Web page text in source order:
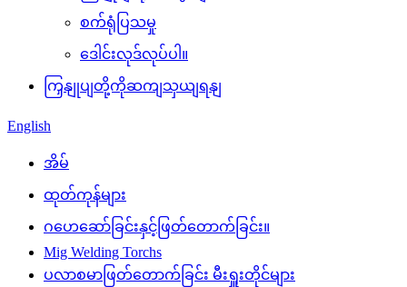
စက်ရုံပြသမှု
ဒေါင်းလုဒ်လုပ်ပါ။
ကြှနျုပျတို့ကိုဆကျသှယျရနျ
English
အိမ်
ထုတ်ကုန်များ
ဂဟေဆော်ခြင်းနှင့်ဖြတ်တောက်ခြင်း။
Mig Welding Torchs
ပလာစမာဖြတ်တောက်ခြင်း မီးရှူးတိုင်များ